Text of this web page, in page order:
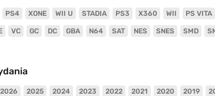
PS4 XONE WII U STADIA PS3 X360 WII PS VITA
VC GC DC GBA N64 SAT NES SNES SMD
2026 2025 2024 2023 2022 2021 2020 2019